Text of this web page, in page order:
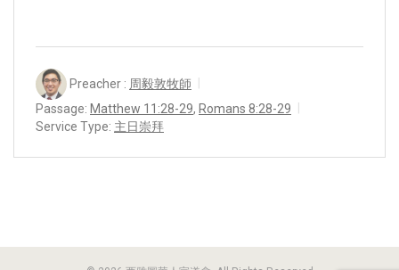
Preacher : 周毅敦牧師
Passage: Matthew 11:28-29, Romans 8:28-29
Service Type: 主日崇拜